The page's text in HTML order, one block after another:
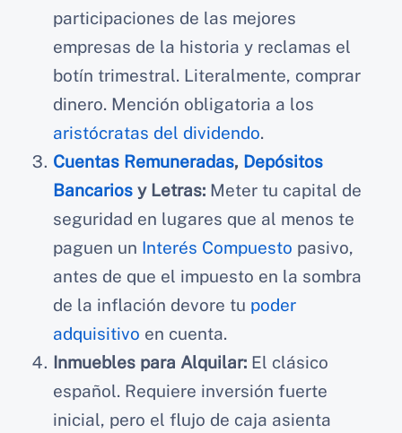
participaciones de las mejores
empresas de la historia y reclamas el
botín trimestral. Literalmente, comprar
dinero. Mención obligatoria a los
aristócratas del dividendo.
Cuentas Remuneradas, Depósitos
Bancarios y Letras: Meter tu capital de
seguridad en lugares que al menos te
paguen un Interés Compuesto pasivo,
antes de que el impuesto en la sombra
de la inflación devore tu poder
adquisitivo en cuenta.
Inmuebles para Alquilar: El clásico
español. Requiere inversión fuerte
inicial, pero el flujo de caja asienta